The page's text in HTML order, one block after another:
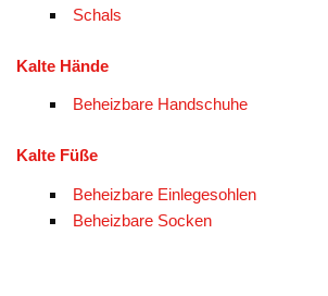
Schals
Kalte Hände
Beheizbare Handschuhe
Kalte Füße
Beheizbare Einlegesohlen
Beheizbare Socken